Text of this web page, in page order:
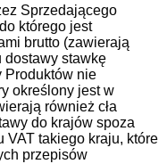
Sprzedającego
którego jest
brutto (zawierają
dostawy stawkę
Produktów nie
określony jest w
również cła
do krajów spoza
VAT takiego kraju, które
przepisów